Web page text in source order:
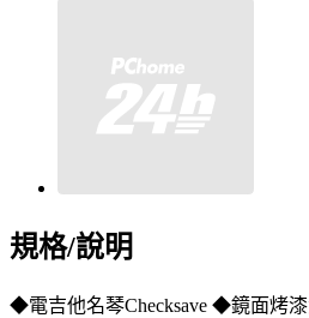
規格/說明
◆電吉他名琴Checksave ◆鏡面烤